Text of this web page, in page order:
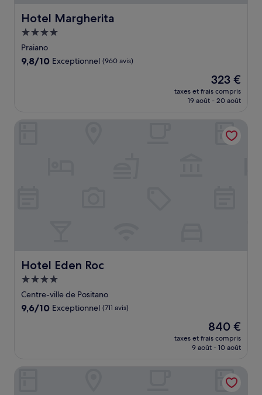
Hotel Margherita
Hotel Margherita
Hébergement
4.0 étoiles
Praiano
9.8
9,8/10 Exceptionnel (960 avis)
Le
nouveau
prix
de
323 €
323 €
taxes et frais compris
19 août - 20 août
Hotel Eden Roc
Hotel Eden Roc
Hébergement
4.0 étoiles
Centre-ville de Positano
9.6
9,6/10 Exceptionnel (711 avis)
Le
nouveau
prix
de
840 €
840 €
taxes et frais compris
9 août - 10 août